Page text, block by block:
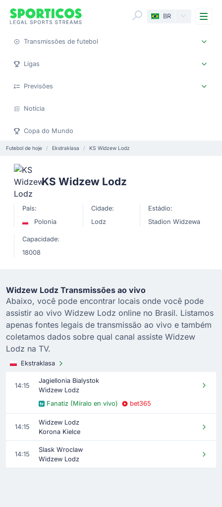
BR
Transmissões de futebol
Ligas
Previsões
Notícia
Copa do Mundo
Futebol de hoje Ekstraklasa KS Widzew Lodz
KS Widzew Lodz
País:
Polonia
Cidade:
Lodz
Estádio:
Stadion Widzewa
Capacidade:
18008
Widzew Lodz Transmissões ao vivo
Abaixo, você pode encontrar locais onde você pode
assistir ao vivo Widzew Lodz online no Brasil. Listamos
apenas fontes legais de transmissão ao vivo e também
coletamos dados sobre qual canal assiste Widzew
Lodz na TV.
Ekstraklasa
14:15
Jagiellonia Bialystok
Widzew Lodz
Fanatiz (Míralo en vivo)
bet365
14:15
Widzew Lodz
Korona Kielce
14:15
Slask Wroclaw
Widzew Lodz